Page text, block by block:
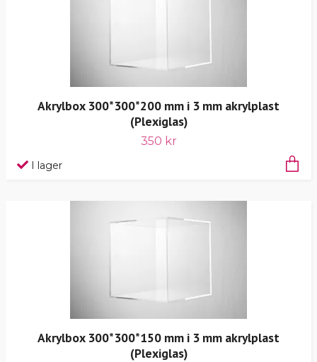
Akrylbox 300*300*200 mm i 3 mm akrylplast
(Plexiglas)
350 kr
I lager
Akrylbox 300*300*150 mm i 3 mm akrylplast
(Plexiglas)